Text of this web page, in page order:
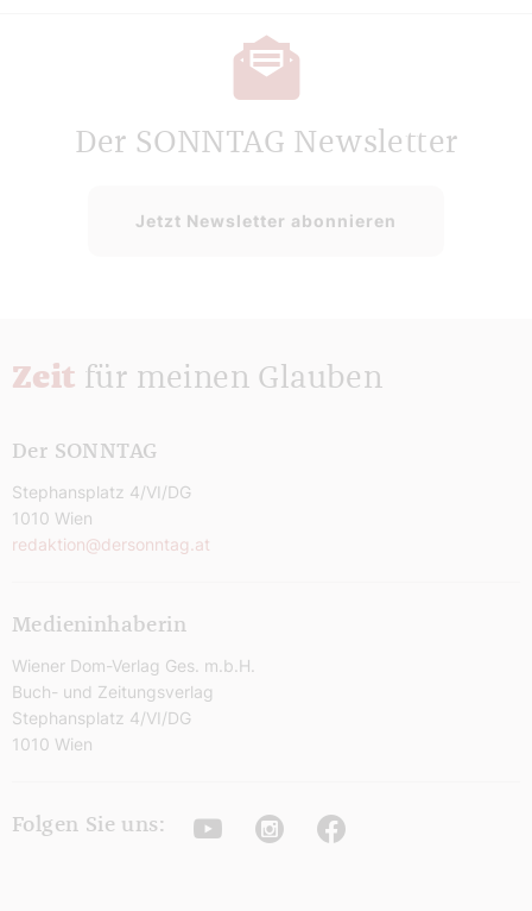
Der SONNTAG Newsletter
Jetzt Newsletter abonnieren
Zeit für meinen Glauben
Der SONNTAG
Stephansplatz 4/VI/DG
1010 Wien
redaktion@dersonntag.at
Medieninhaberin
Wiener Dom-Verlag Ges. m.b.H.
Buch- und Zeitungsverlag
Stephansplatz 4/VI/DG
1010 Wien
Folgen Sie uns: YoutubeInstagramFacebook